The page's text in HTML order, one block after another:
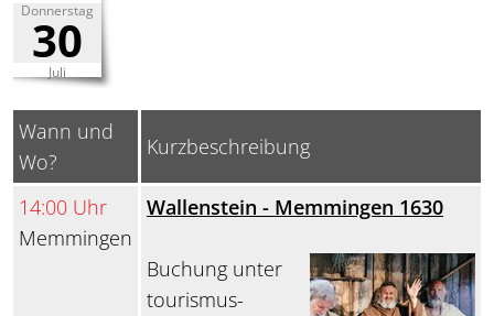
Donnerstag
30
Juli
Wann und
Wo?
Kurzbeschreibung
14:00 Uhr
Memmingen
Wallenstein - Memmingen 1630
Buchung unter
tourismus-